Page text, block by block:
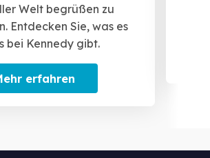
Welt begrüßen zu
Entdecken Sie, was es
bei Kennedy gibt.
erfahren